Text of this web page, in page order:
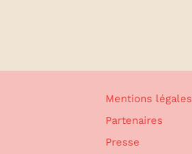
Mentions légales
Partenaires
Presse